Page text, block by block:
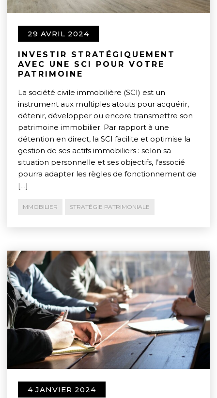
29 AVRIL 2024
INVESTIR STRATÉGIQUEMENT
AVEC UNE SCI POUR VOTRE
PATRIMOINE
La société civile immobilière (SCI) est un
instrument aux multiples atouts pour acquérir,
détenir, développer ou encore transmettre son
patrimoine immobilier. Par rapport à une
détention en direct, la SCI facilite et optimise la
gestion de ses actifs immobiliers : selon sa
situation personnelle et ses objectifs, l’associé
pourra adapter les règles de fonctionnement de
[…]
IMMOBILIER STRATÉGIE PATRIMONIALE
4 JANVIER 2024